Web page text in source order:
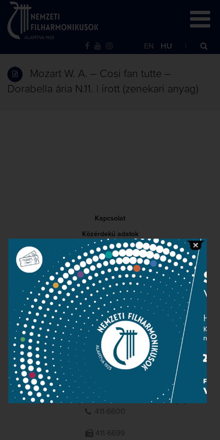
EN HU
Mozart W. A. – Cosi fan tutte –
Dorabella ária N.11. | írott (zenekari anyag)
Kapcsolat
Közérdekű adatok
Sajtószoba
Adatvédelem
Impresszum
NEMZETI
FILHARMONIKUSOK
1095 Budapest, Komor Marcell u. 1. (Müpa)
411-6600
411-6699